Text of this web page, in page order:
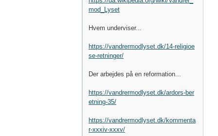
mod_Lyset
Hvem underviser...
https://vandrermodlyset.dk/14-religioe
se-retninger/
Der arbejdes på en reformation...
https://vandrermodlyset.dk/ardors-ber
etning-35/
https://vandrermodlyset.dk/kommenta
r-xxxiv-xxxv/